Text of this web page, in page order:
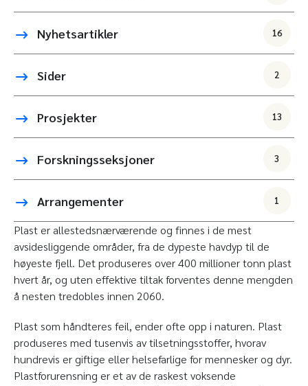
Nyhetsartikler 16
Sider 2
Prosjekter 13
Forskningsseksjoner 3
Arrangementer 1
Plast er allestedsnærværende og finnes i de mest
avsidesliggende områder, fra de dypeste havdyp til de
høyeste fjell. Det produseres over 400 millioner tonn plast
hvert år, og uten effektive tiltak forventes denne mengden
å nesten tredobles innen 2060.
Plast som håndteres feil, ender ofte opp i naturen. Plast
produseres med tusenvis av tilsetningsstoffer, hvorav
hundrevis er giftige eller helsefarlige for mennesker og dyr.
Plastforurensning er et av de raskest voksende